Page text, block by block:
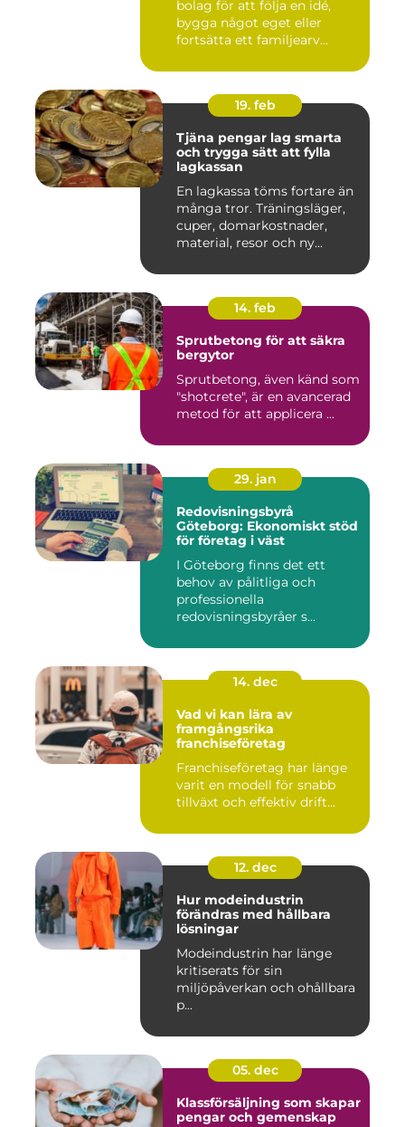
bolag för att följa en idé,
bygga något eget eller
fortsätta ett familjearv...
19. feb
Tjäna pengar lag smarta
och trygga sätt att fylla
lagkassan
En lagkassa töms fortare än
många tror. Träningsläger,
cuper, domarkostnader,
material, resor och ny...
14. feb
Sprutbetong för att säkra
bergytor
Sprutbetong, även känd som
"shotcrete", är en avancerad
metod för att applicera ...
29. jan
Redovisningsbyrå
Göteborg: Ekonomiskt stöd
för företag i väst
I Göteborg finns det ett
behov av pålitliga och
professionella
redovisningsbyråer s...
14. dec
Vad vi kan lära av
framgångsrika
franchiseföretag
Franchiseföretag har länge
varit en modell för snabb
tillväxt och effektiv drift...
12. dec
Hur modeindustrin
förändras med hållbara
lösningar
Modeindustrin har länge
kritiserats för sin
miljöpåverkan och ohållbara
p...
05. dec
Klassförsäljning som skapar
pengar och gemenskap